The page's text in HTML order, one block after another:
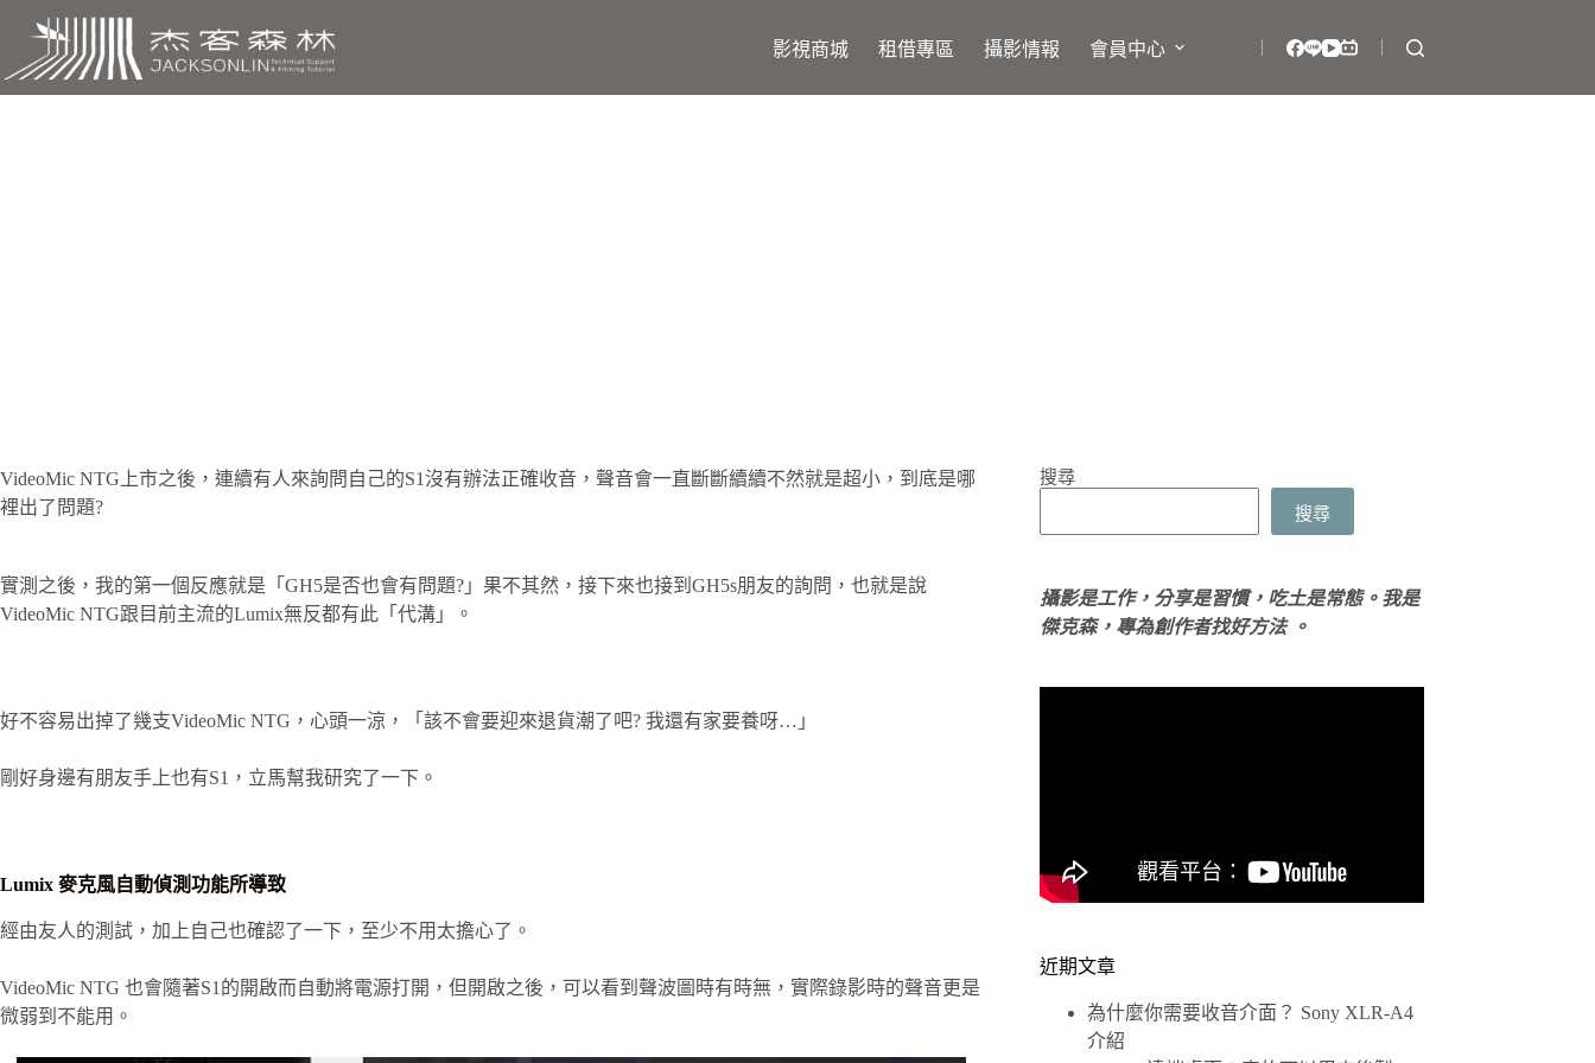
主
要
影視商城 租借專區 攝影情報 會員中心
VideoMic NTG上市之後，連續有人來詢問自己的S1沒有辦法正確收音，聲音會一直斷斷續續不然就是超小，到底是哪
裡出了問題?
實測之後，我的第一個反應就是「GH5是否也會有問題?」果不其然，接下來也接到GH5s朋友的詢問，也就是說
VideoMic NTG跟目前主流的Lumix無反都有此「代溝」。
好不容易出掉了幾支VideoMic NTG，心頭一涼，「該不會要迎來退貨潮了吧? 我還有家要養呀…」
剛好身邊有朋友手上也有S1，立馬幫我研究了一下。
Lumix 麥克風自動偵測功能所導致
經由友人的測試，加上自己也確認了一下，至少不用太擔心了。
VideoMic NTG 也會隨著S1的開啟而自動將電源打開，但開啟之後，可以看到聲波圖時有時無，實際錄影時的聲音更是
微弱到不能用。
搜尋
搜尋
攝影是工作，分享是習慣，吃土是常態。我是
傑克森，專為創作者找好方法 。
近期文章
為什麼你需要收音介面？ Sony XLR-A4
介紹